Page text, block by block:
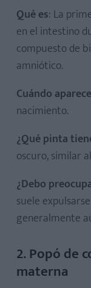
Qué es: La
en el intestino
compuesto de
amniótico.
Cuándo aparece
nacimiento.
¿Qué pinta
oscuro, similar
¿Debo
suele
generalmente
2. Popó de
materna